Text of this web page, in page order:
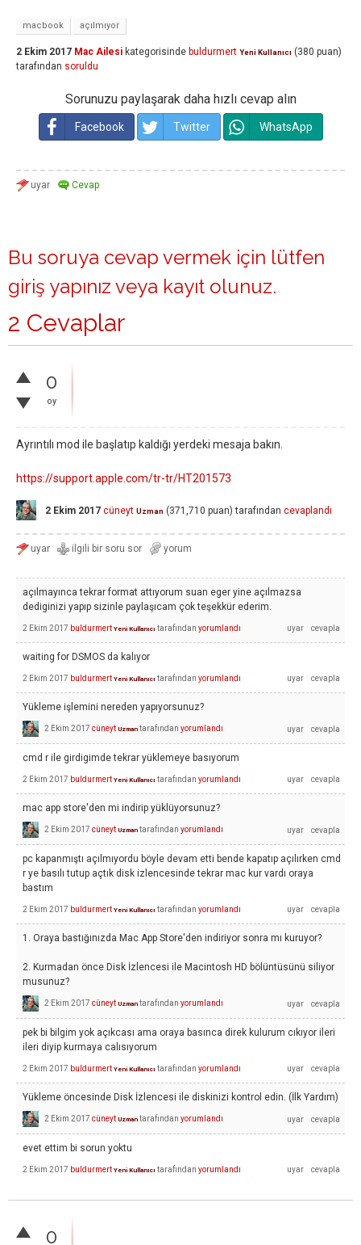
macbook açılmıyor
2 Ekim 2017 Mac Ailesi kategorisinde buldurmert Yeni Kullanıcı (380 puan)
tarafından soruldu
Sorunuzu paylaşarak daha hızlı cevap alın
Facebook Twitter WhatsApp
Bu soruya cevap vermek için lütfen
giriş yapınız veya kayıt olunuz.
2 Cevaplar
0
oy
Ayrıntılı mod ile başlatıp kaldığı yerdeki mesaja bakın.
https://support.apple.com/tr-tr/HT201573
2 Ekim 2017 cüneyt Uzman (371,710 puan) tarafından cevaplandı
açılmayınca tekrar format attıyorum suan eger yine açılmazsa
dediginizi yapıp sizinle paylaşıcam çok teşekkür ederim.
2 Ekim 2017 buldurmert Yeni Kullanıcı tarafından yorumlandı
waiting for DSMOS da kalıyor
2 Ekim 2017 buldurmert Yeni Kullanıcı tarafından yorumlandı
Yükleme işlemini nereden yapıyorsunuz?
2 Ekim 2017 cüneyt Uzman tarafından yorumlandı
cmd r ile girdigimde tekrar yüklemeye basıyorum
2 Ekim 2017 buldurmert Yeni Kullanıcı tarafından yorumlandı
mac app store'den mi indirip yüklüyorsunuz?
2 Ekim 2017 cüneyt Uzman tarafından yorumlandı
pc kapanmıştı açılmıyordu böyle devam etti bende kapatıp açılırken cmd
r ye basılı tutup açtık disk izlencesinde tekrar mac kur vardı oraya
bastım
2 Ekim 2017 buldurmert Yeni Kullanıcı tarafından yorumlandı
1. Oraya bastığınızda Mac App Store'den indiriyor sonra mı kuruyor?
2. Kurmadan önce Disk İzlencesi ile Macintosh HD bölüntüsünü siliyor
musunuz?
2 Ekim 2017 cüneyt Uzman tarafından yorumlandı
pek bi bilgim yok açıkcası ama oraya basınca direk kulurum cıkıyor ileri
ileri diyip kurmaya calısıyorum
2 Ekim 2017 buldurmert Yeni Kullanıcı tarafından yorumlandı
Yükleme öncesinde Disk İzlencesi ile diskinizi kontrol edin. (İlk Yardım)
2 Ekim 2017 cüneyt Uzman tarafından yorumlandı
evet ettim bi sorun yoktu
2 Ekim 2017 buldurmert Yeni Kullanıcı tarafından yorumlandı
0